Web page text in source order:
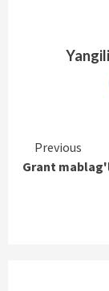
Reading
Previous
Grant